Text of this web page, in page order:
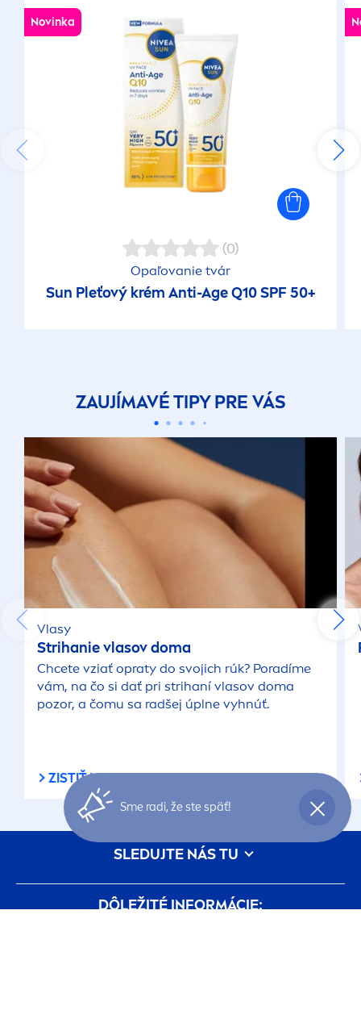
Novinka
(0)
Opaľovanie tvár
Sun Pleťový krém Anti-Age Q10 SPF 50+
ZAUJÍMAVÉ TIPY PRE VÁS
Vlasy
Strihanie vlasov doma
Chcete vziať opraty do svojich rúk? Poradíme
vám, na čo si dať pri strihaní vlasov doma
pozor, a čomu sa radšej úplne vyhnúť.
ZISTIŤ VIAC
DÔLEŽITÉ INFORMÁCIE:
SLEDUJTE NÁS TU
Sme radi, že ste späť!